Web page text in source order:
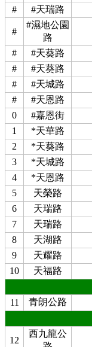
#
#天瑞路
#
#濕地公園
路
# #天葵路
#
#天葵路
#
#天城路
#
#天恩路
0
#嘉恩街
1
*天華路
2
*天葵路
3
*天城路
4
*天恩路
5
天榮路
6
天瑞路
7
天瑞路
8
天湖路
9
天耀路
10
天福路
11
青朗公路
12
西九龍公